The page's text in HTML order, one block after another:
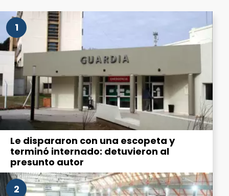
1
Le dispararon con una escopeta y
terminó internado: detuvieron al
presunto autor
2